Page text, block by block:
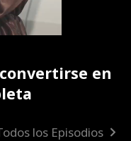
en
los Episodios